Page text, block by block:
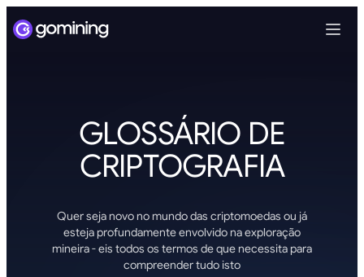
GLOSSÁRIO DE
CRIPTOGRAFIA
Quer seja novo no mundo das criptomoedas ou já
esteja profundamente envolvido na exploração
mineira - eis todos os termos de que necessita para
compreender tudo isto